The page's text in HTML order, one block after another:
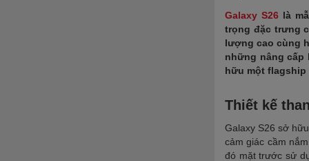
Galaxy S26 là
trọng đặc trưng
lượng cao cùng
những nâng cấp
hữu một
Thiết kế
Galaxy S26 sở
cảm giác cầm
đó mặt trước sử